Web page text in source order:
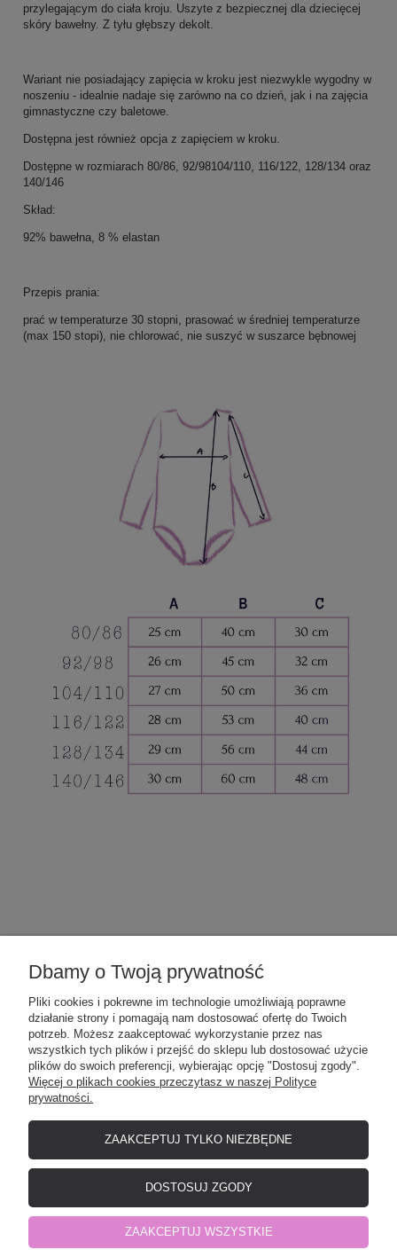
przylegającym do ciała kroju. Uszyte z bezpiecznej dla dziecięcej
skóry bawełny. Z tyłu głębszy dekolt.
Wariant nie posiadający zapięcia w kroku jest niezwykle wygodny w
noszeniu - idealnie nadaje się zarówno na co dzień, jak i na zajęcia
gimnastyczne czy baletowe.
Dostępna jest również opcja z zapięciem w kroku.
Dostępne w rozmiarach 80/86, 92/98104/110, 116/122, 128/134 oraz
140/146
Skład:
92% bawełna, 8 % elastan
Przepis prania:
prać w temperaturze 30 stopni, prasować w średniej temperaturze
(max 150 stopi), nie chlorować, nie suszyć w suszarce bębnowej
POMOC
MOJE KONTO
PŁATNOŚCI I DOSTAWA
O NAS
Elefunt - producent odzieży dziecięcej| NIP: 8471532901 | Okrzei 12, 19-
500 Gołdap, woj. warmińsko-mazurskie | telefon:798441977| e-mail:
Dbamy o Twoją prywatność
Pliki cookies i pokrewne im technologie umożliwiają poprawne
działanie strony i pomagają nam dostosować ofertę do Twoich
potrzeb. Możesz zaakceptować wykorzystanie przez nas
wszystkich tych plików i przejść do sklepu lub dostosować użycie
plików do swoich preferencji, wybierając opcję "Dostosuj zgody".
Więcej o plikach cookies przeczytasz w naszej Polityce
prywatności.
ZAAKCEPTUJ TYLKO NIEZBĘDNE
DOSTOSUJ ZGODY
ZAAKCEPTUJ WSZYSTKIE